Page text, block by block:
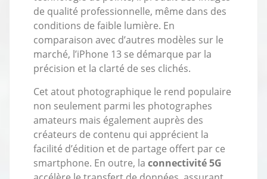
de qualité professionnelle, même dans des
conditions de faible lumière. En
comparaison avec d’autres modèles sur le
marché, l’iPhone 13 se démarque par la
précision et la clarté de ses clichés.
Cet atout photographique le rend populaire
non seulement parmi les photographes
amateurs mais également auprès des
créateurs de contenu qui apprécient la
facilité d’édition et de partage offert par ce
smartphone. En outre, la connectivité 5G